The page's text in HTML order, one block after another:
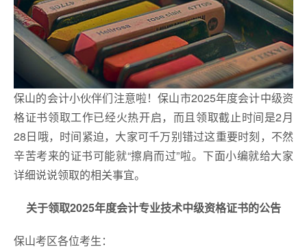
保山的会计小伙伴们注意啦！保山市2025年度会计中级资
格证书领取工作已经火热开启，而且领取截止时间是2月
28日哦，时间紧迫，大家可千万别错过这重要时刻，不然
辛苦考来的证书可能就“擦肩而过”啦。下面小编就给大家
详细说说领取的相关事宜。
关于领取2025年度会计专业技术中级资格证书的公告
​保山考区各位考生：